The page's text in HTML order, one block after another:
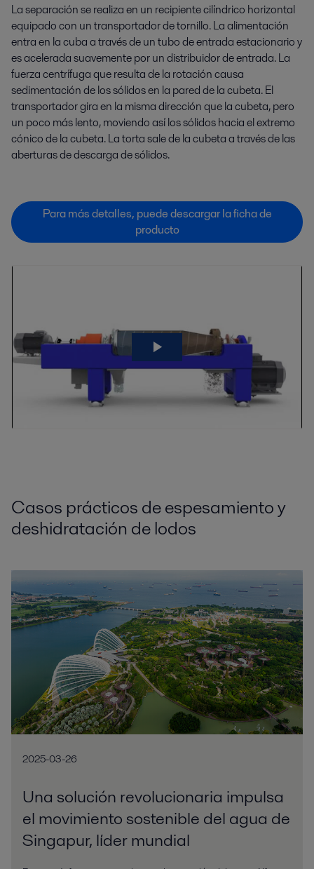
La separación se realiza en un recipiente cilíndrico horizontal
equipado con un transportador de tornillo. La alimentación
entra en la cuba a través de un tubo de entrada estacionario y
es acelerada suavemente por un distribuidor de entrada. La
fuerza centrífuga que resulta de la rotación causa
sedimentación de los sólidos en la pared de la cubeta. El
transportador gira en la misma dirección que la cubeta, pero
un poco más lento, moviendo así los sólidos hacia el extremo
cónico de la cubeta. La torta sale de la cubeta a través de las
aberturas de descarga de sólidos.
Para más detalles, puede descargar la ficha de
producto
Casos prácticos de espesamiento y
deshidratación de lodos
2025-03-26
Una solución revolucionaria impulsa
el movimiento sostenible del agua de
Singapur, líder mundial